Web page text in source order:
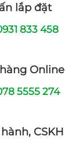
lắp đặt
833 458
Online
5555 274
CSKH